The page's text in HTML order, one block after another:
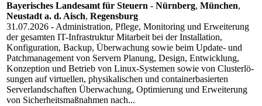
Bayerisches Landesamt für Steuern - Nürnberg, München,
Neustadt a. d. Aisch, Regensburg
31.07.2026 - Administration, Pflege, Monitoring und Erweiterung
der gesamten IT-Infrastruktur Mitarbeit bei der Installation,
Konfiguration, Backup, Überwachung sowie beim Update- und
Patchmanagement von Servern Planung, Design, Entwicklung,
Konzeption und Betrieb von Linux-Systemen sowie von Clusterlö-
sungen auf virtuellen, physikalischen und containerbasierten
Serverlandschaften Überwachung, Optimierung und Erweiterung
von Sicherheitsmaßnahmen nach...